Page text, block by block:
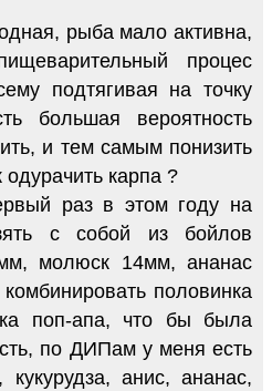
рыба мало активна,
процес
подтягивая на точку
большая вероятность
и тем самым понизить
карпа ?
раз в этом году на
с собой из бойлов
молюск 14мм, ананас
половинка
поп-апа, что бы была
по ДИПам у меня есть
кукурудза, анис, ананас,